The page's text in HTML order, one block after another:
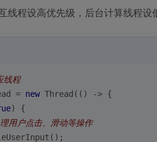
线程设高优先级，后台计算线程设
线程
= new Thread(() -> {
) {
用户点击、滑动等操作